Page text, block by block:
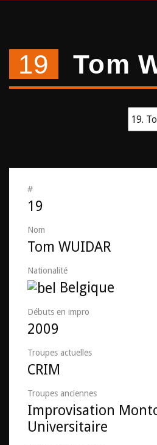
19 Tom
#
19
Nom
Tom WUIDAR
Nationalité
Belgique
Débuts en impro
2009
Troupes actuelles
CRIM
Troupes anciennes
Improvisation
Universitaire